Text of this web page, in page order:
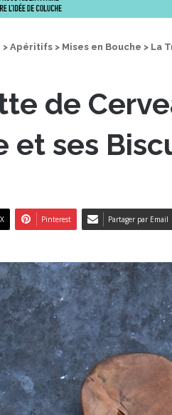
> Apéritifs > Mises en Bouche > La
de
et ses
X Pinterest Partager par Email